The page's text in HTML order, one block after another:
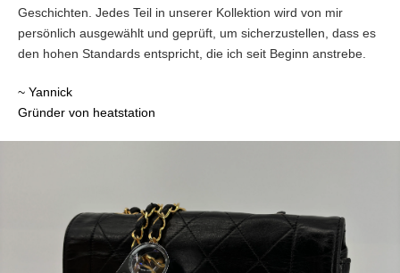
Geschichten. Jedes Teil in unserer Kollektion wird von mir
persönlich ausgewählt und geprüft, um sicherzustellen, dass es
den hohen Standards entspricht, die ich seit Beginn anstrebe.
~ Yannick
Gründer von heatstation